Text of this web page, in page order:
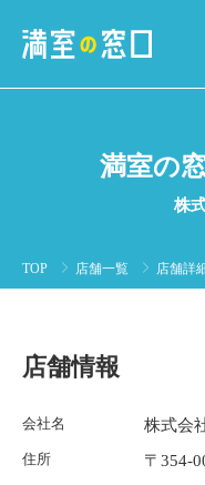
満室の
株
TOP 店舗一覧 店舗詳
店舗情報
会社名 株式会
住所 〒354-